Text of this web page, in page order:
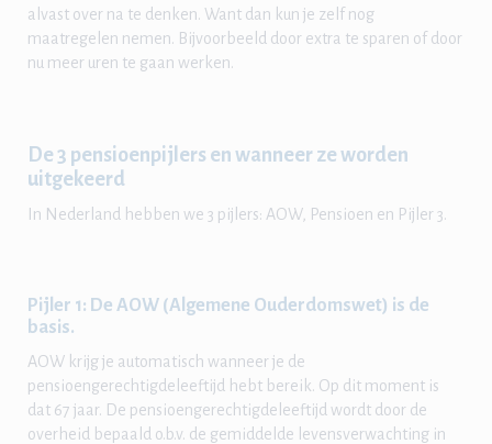
alvast over na te denken. Want dan kun je zelf nog
maatregelen nemen. Bijvoorbeeld door extra te sparen of door
nu meer uren te gaan werken.
De 3 pensioenpijlers en wanneer ze worden
uitgekeerd
In Nederland hebben we 3 pijlers: AOW, Pensioen en Pijler 3.
Pijler 1: De AOW (Algemene Ouderdomswet) is de
basis.
AOW krijg je automatisch wanneer je de
pensioengerechtigdeleeftijd hebt bereik. Op dit moment is
dat 67 jaar. De pensioengerechtigdeleeftijd wordt door de
overheid bepaald o.b.v. de gemiddelde levensverwachting in